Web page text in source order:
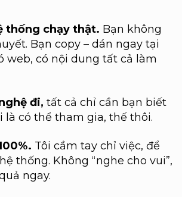
thống chạy thật. Bạn không
Bạn copy – dán ngay tại
web, có nội dung tất cả làm
đi, tất cả chỉ cần bạn biết
là có thể tham gia, thế thôi.
Tôi cầm tay chỉ việc, để
thống. Không “nghe cho vui”,
ngay.